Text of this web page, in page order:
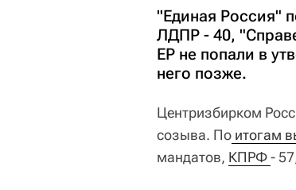
"Единая Россия"
ЛДПР - 40,
ЕР не попали в
него позже.
Центризбирком
созыва. По итогам
мандатов, КПРФ -